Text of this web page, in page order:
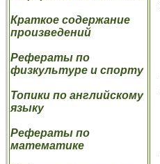
Краткое содержание
произведений
Рефераты по
физкультуре и спорту
Топики по английскому
языку
Рефераты по
математике